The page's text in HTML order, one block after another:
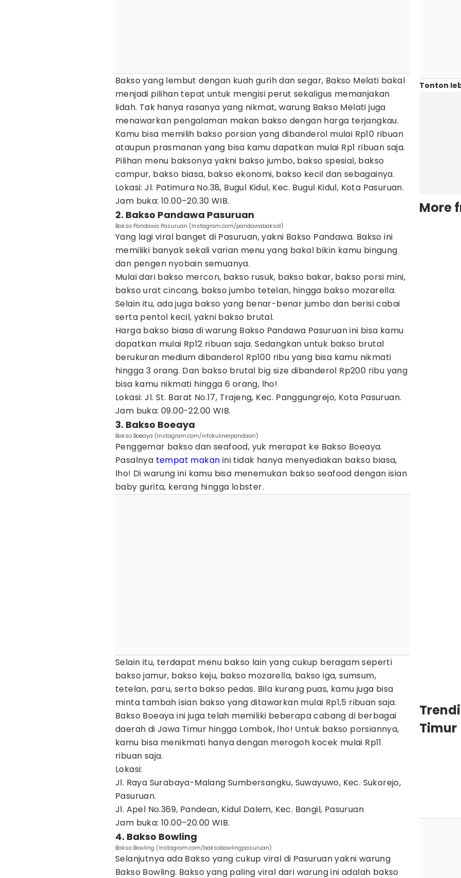
Bakso yang lembut dengan kuah gurih dan segar, Bakso Melati bakal
menjadi pilihan tepat untuk mengisi perut sekaligus memanjakan
lidah. Tak hanya rasanya yang nikmat, warung Bakso Melati juga
menawarkan pengalaman makan bakso dengan harga terjangkau.
Kamu bisa memilih bakso porsian yang dibanderol mulai Rp10 ribuan
ataupun prasmanan yang bisa kamu dapatkan mulai Rp1 ribuan saja.
Pilihan menu baksonya yakni bakso jumbo, bakso spesial, bakso
campur, bakso biasa, bakso ekonomi, bakso kecil dan sebagainya.
Lokasi: Jl. Patimura No.38, Bugul Kidul, Kec. Bugul Kidul, Kota Pasuruan.
Jam buka: 10.00–20.30 WIB.
2. Bakso Pandawa Pasuruan
Bakso Pandawa Pasuruan (Instagram.com/pandawabakso1)
Yang lagi viral banget di Pasuruan, yakni Bakso Pandawa. Bakso ini
memiliki banyak sekali varian menu yang bakal bikin kamu bingung
dan pengen nyobain semuanya.
Mulai dari bakso mercon, bakso rusuk, bakso bakar, bakso porsi mini,
bakso urat cincang, bakso jumbo tetelan, hingga bakso mozarella.
Selain itu, ada juga bakso yang benar-benar jumbo dan berisi cabai
serta pentol kecil, yakni bakso brutal.
Harga bakso biasa di warung Bakso Pandawa Pasuruan ini bisa kamu
dapatkan mulai Rp12 ribuan saja. Sedangkan untuk bakso brutal
berukuran medium dibanderol Rp100 ribu yang bisa kamu nikmati
hingga 3 orang. Dan bakso brutal big size dibanderol Rp200 ribu yang
bisa kamu nikmati hingga 6 orang, lho!
Lokasi: Jl. St. Barat No.17, Trajeng, Kec. Panggungrejo, Kota Pasuruan.
Jam buka: 09.00-22.00 WIB.
3. Bakso Boeaya
Bakso Boeaya (Instagram.com/infokulinerpandaan)
Penggemar bakso dan seafood, yuk merapat ke Bakso Boeaya.
Pasalnya tempat makan ini tidak hanya menyediakan bakso biasa,
lho! Di warung ini kamu bisa menemukan bakso seafood dengan isian
baby gurita, kerang hingga lobster.
Selain itu, terdapat menu bakso lain yang cukup beragam seperti
bakso jamur, bakso keju, bakso mozarella, bakso iga, sumsum,
tetelan, paru, serta bakso pedas. Bila kurang puas, kamu juga bisa
minta tambah isian bakso yang ditawarkan mulai Rp1,5 ribuan saja.
Bakso Boeaya ini juga telah memiliki beberapa cabang di berbagai
daerah di Jawa Timur hingga Lombok, lho! Untuk bakso porsiannya,
kamu bisa menikmati hanya dengan merogoh kocek mulai Rp11
ribuan saja.
Lokasi:
Jl. Raya Surabaya-Malang Sumbersangku, Suwayuwo, Kec. Sukorejo,
Pasuruan.
Jl. Apel No.369, Pandean, Kidul Dalem, Kec. Bangil, Pasuruan
Jam buka: 10.00–20.00 WIB.
4. Bakso Bowling
Bakso Bowling (Instagram.com/baksobowlingpasuruan)
Selanjutnya ada Bakso yang cukup viral di Pasuruan yakni warung
Bakso Bowling. Bakso yang paling viral dari warung ini adalah bakso
Tonton
More
Timur